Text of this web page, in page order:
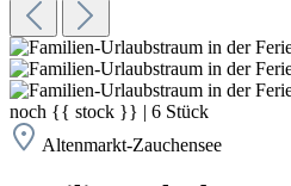
noch {{ stock }} | 6 Stück
Altenmarkt-Zauchensee